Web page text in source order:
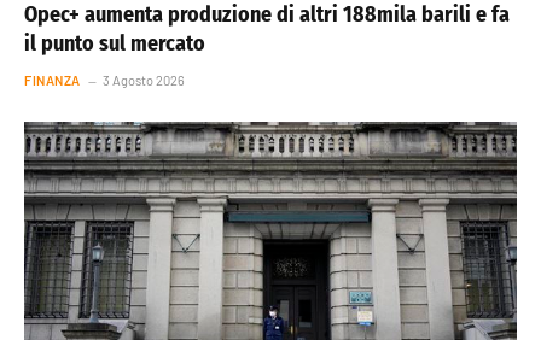
Opec+ aumenta produzione di altri 188mila barili e fa
il punto sul mercato
FINANZA 3 Agosto 2026